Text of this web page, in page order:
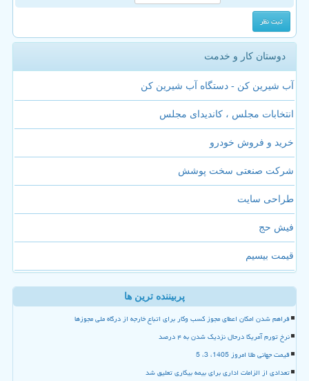
دوستان کار و خدمت
آب شیرین کن - دستگاه آب شیرین کن
انتخابات مجلس ، کاندیدای مجلس
خرید و فروش خودرو
شرکت صنعتی سخت پوشش
طراحی سایت
فیش حج
قیمت بیسیم
پربیننده ترین ها
فراهم شدن امکان اعطای مجوز کسب وکار برای اتباع خارجه از درگاه ملی مجوزها
نرخ تورم آمریکا درحال نزدیک شدن به ۴ درصد
قیمت جهانی طلا امروز 1405، 3، 5
تعدادی از الزامات اداری برای بیمه بیکاری تعلیق شد